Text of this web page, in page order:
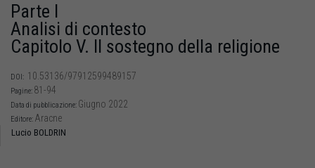
Parte I
Analisi di contesto
Capitolo V. Il sostegno della religione
DOI: 10.53136/97912599489157
Pagine: 81-94
Data di pubblicazione: Giugno 2022
Editore: Aracne
Lucio BOLDRIN